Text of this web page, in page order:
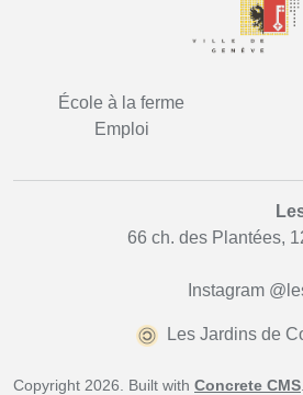
École à la ferme
Emploi
66 ch. des Plantées,
Instagram
Les Jardins de
Copyright 2026. Built with Concrete CMS